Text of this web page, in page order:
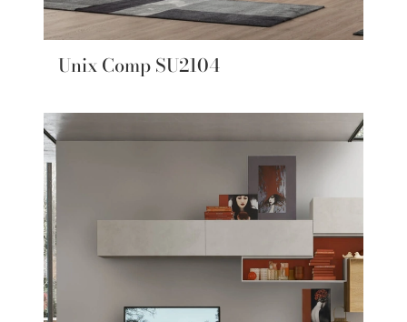
Unix Comp SU2104